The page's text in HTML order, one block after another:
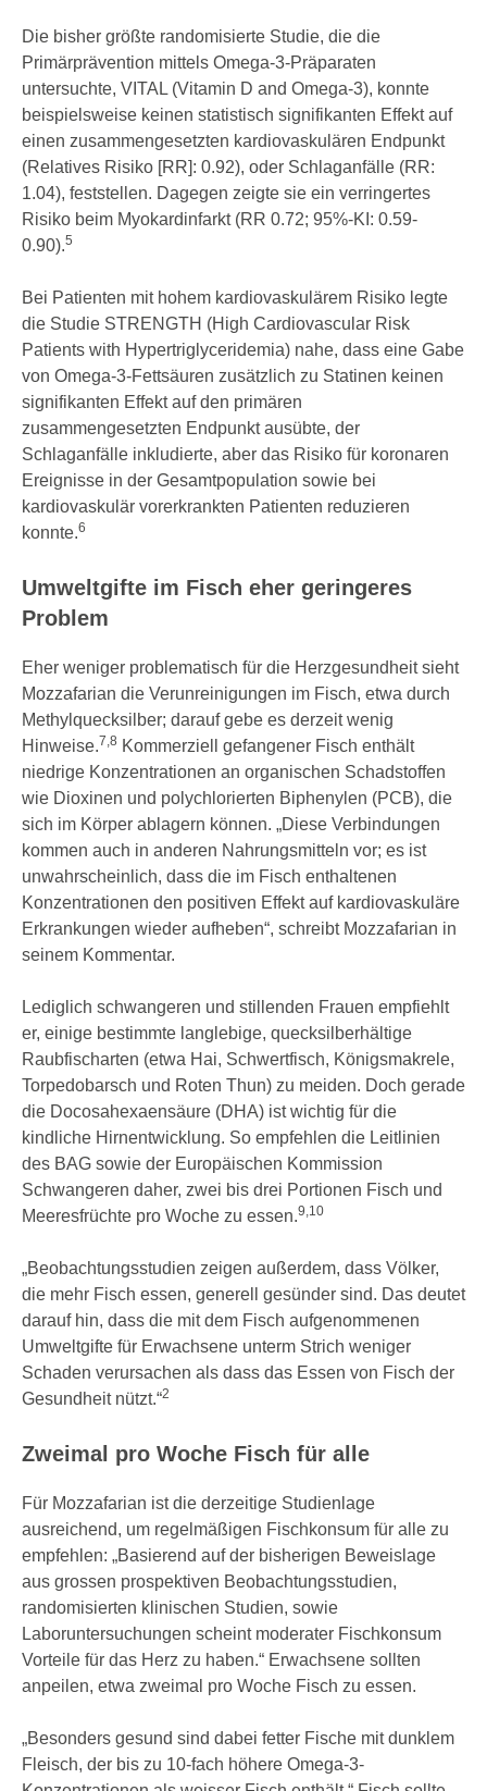
Die bisher größte randomisierte Studie, die die
Primärprävention mittels Omega-3-Präparaten
untersuchte, VITAL (Vitamin D and Omega-3), konnte
beispielsweise keinen statistisch signifikanten Effekt auf
einen zusammengesetzten kardiovaskulären Endpunkt
(Relatives Risiko [RR]: 0.92), oder Schlaganfälle (RR:
1.04), feststellen. Dagegen zeigte sie ein verringertes
Risiko beim Myokardinfarkt (RR 0.72; 95%-KI: 0.59-
0.90).5
Bei Patienten mit hohem kardiovaskulärem Risiko legte
die Studie STRENGTH (High Cardiovascular Risk
Patients with Hypertriglyceridemia) nahe, dass eine Gabe
von Omega-3-Fettsäuren zusätzlich zu Statinen keinen
signifikanten Effekt auf den primären
zusammengesetzten Endpunkt ausübte, der
Schlaganfälle inkludierte, aber das Risiko für koronaren
Ereignisse in der Gesamtpopulation sowie bei
kardiovaskulär vorerkrankten Patienten reduzieren
konnte.6
Umweltgifte im Fisch eher geringeres
Problem
Eher weniger problematisch für die Herzgesundheit sieht
Mozzafarian die Verunreinigungen im Fisch, etwa durch
Methylquecksilber; darauf gebe es derzeit wenig
Hinweise.7,8 Kommerziell gefangener Fisch enthält
niedrige Konzentrationen an organischen Schadstoffen
wie Dioxinen und polychlorierten Biphenylen (PCB), die
sich im Körper ablagern können. „Diese Verbindungen
kommen auch in anderen Nahrungsmitteln vor; es ist
unwahrscheinlich, dass die im Fisch enthaltenen
Konzentrationen den positiven Effekt auf kardiovaskuläre
Erkrankungen wieder aufheben“, schreibt Mozzafarian in
seinem Kommentar.
Lediglich schwangeren und stillenden Frauen empfiehlt
er, einige bestimmte langlebige, quecksilberhältige
Raubfischarten (etwa Hai, Schwertfisch, Königsmakrele,
Torpedobarsch und Roten Thun) zu meiden. Doch gerade
die Docosahexaensäure (DHA) ist wichtig für die
kindliche Hirnentwicklung. So empfehlen die Leitlinien
des BAG sowie der Europäischen Kommission
Schwangeren daher, zwei bis drei Portionen Fisch und
Meeresfrüchte pro Woche zu essen.9,10
„Beobachtungsstudien zeigen außerdem, dass Völker,
die mehr Fisch essen, generell gesünder sind. Das deutet
darauf hin, dass die mit dem Fisch aufgenommenen
Umweltgifte für Erwachsene unterm Strich weniger
Schaden verursachen als dass das Essen von Fisch der
Gesundheit nützt.“2
Zweimal pro Woche Fisch für alle
Für Mozzafarian ist die derzeitige Studienlage
ausreichend, um regelmäßigen Fischkonsum für alle zu
empfehlen: „Basierend auf der bisherigen Beweislage
aus grossen prospektiven Beobachtungsstudien,
randomisierten klinischen Studien, sowie
Laboruntersuchungen scheint moderater Fischkonsum
Vorteile für das Herz zu haben.“ Erwachsene sollten
anpeilen, etwa zweimal pro Woche Fisch zu essen.
„Besonders gesund sind dabei fetter Fische mit dunklem
Fleisch, der bis zu 10-fach höhere Omega-3-